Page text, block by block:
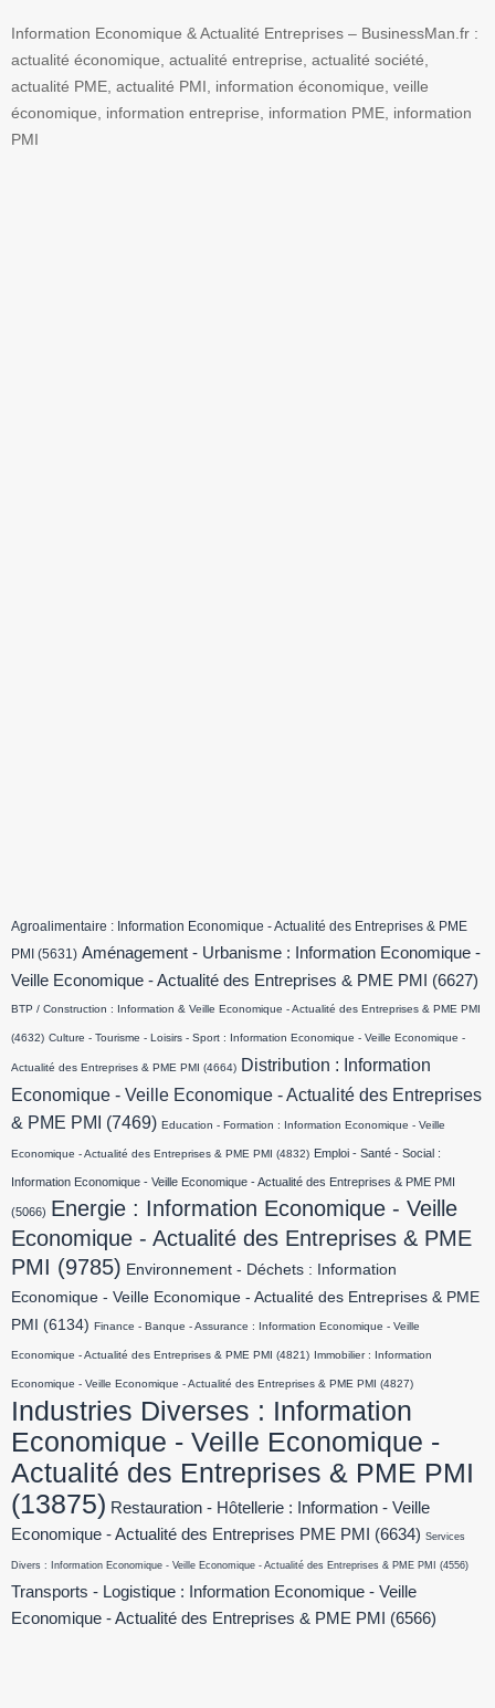
Information Economique & Actualité Entreprises – BusinessMan.fr :
actualité économique, actualité entreprise, actualité société,
actualité PME, actualité PMI, information économique, veille
économique, information entreprise, information PME, information
PMI
Agroalimentaire : Information Economique - Actualité des Entreprises & PME
PMI (5631) Aménagement - Urbanisme : Information Economique -
Veille Economique - Actualité des Entreprises & PME PMI
(6627)
BTP / Construction : Information & Veille Economique - Actualité des Entreprises & PME PMI
(4632) Culture - Tourisme - Loisirs - Sport : Information Economique - Veille Economique -
Actualité des Entreprises & PME PMI (4664) Distribution : Information
Economique - Veille Economique - Actualité des Entreprises
& PME PMI
(7469) Education - Formation : Information Economique - Veille
Economique - Actualité des Entreprises & PME PMI (4832) Emploi - Santé - Social :
Information Economique - Veille Economique - Actualité des Entreprises & PME PMI
(5066) Energie : Information Economique - Veille
Economique - Actualité des Entreprises & PME
PMI (9785) Environnement - Déchets : Information
Economique - Veille Economique - Actualité des Entreprises & PME
PMI
(6134) Finance - Banque - Assurance : Information Economique - Veille
Economique - Actualité des Entreprises & PME PMI (4821) Immobilier : Information
Economique - Veille Economique - Actualité des Entreprises & PME PMI (4827)
Industries Diverses : Information
Economique - Veille Economique -
Actualité des Entreprises & PME PMI
(13875) Restauration - Hôtellerie : Information - Veille
Economique - Actualité des Entreprises PME PMI
(6634) Services
Divers : Information Economique - Veille Economique - Actualité des Entreprises & PME PMI (4556)
Transports - Logistique : Information Economique - Veille
Economique - Actualité des Entreprises & PME PMI
(6566)